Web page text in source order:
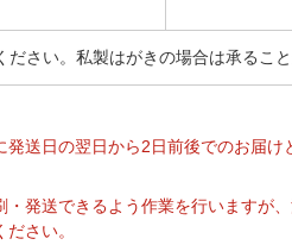
さい。私製はがきの場合は承ること
送日の翌日から2日前後でのお届
発送できるよう作業を行いますが
さい。